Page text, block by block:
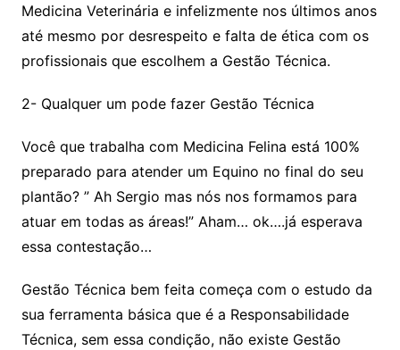
Medicina Veterinária e infelizmente nos últimos anos
até mesmo por desrespeito e falta de ética com os
profissionais que escolhem a Gestão Técnica.
2- Qualquer um pode fazer Gestão Técnica
Você que trabalha com Medicina Felina está 100%
preparado para atender um Equino no final do seu
plantão? ” Ah Sergio mas nós nos formamos para
atuar em todas as áreas!” Aham… ok….já esperava
essa contestação…
Gestão Técnica bem feita começa com o estudo da
sua ferramenta básica que é a Responsabilidade
Técnica, sem essa condição, não existe Gestão